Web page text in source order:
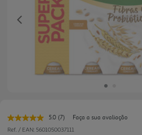
Previous
5.0 Leu
7
(7)
Faça a sua avaliação
Ref. / EAN: 5601050037111